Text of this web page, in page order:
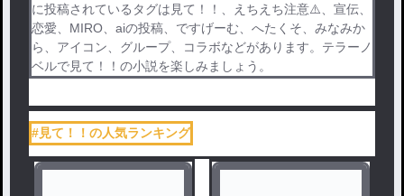
に投稿されているタグは見て！！、えちえち注意⚠️、宣伝、
恋愛、MIRO、aiの投稿、ですげーむ、へたくそ、みなみか
ら、アイコン、グループ、コラボなどがあります。テラーノ
ベルで見て！！の小説を楽しみましょう。
#見て！！の人気ランキング